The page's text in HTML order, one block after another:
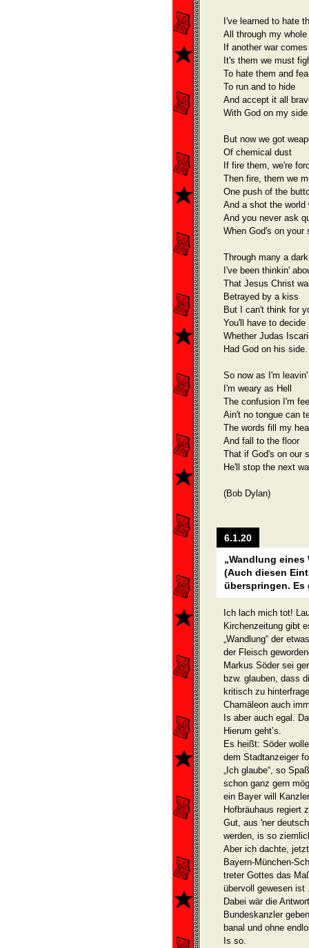
I've learned to hate
All through my
If another war comes
It's them we must
To hate them and
To run and to hide
And accept it all
With God on my side
But now we got
Of chemical dust
If fire them, we're
Then fire, them we
One push of the
And a shot the world
And you never ask
When God's on your
Through many a
I've been thinkin'
That Jesus Christ
Betrayed by a kiss
But I can't think for
You'll have to decide
Whether Judas
Had God on his side.
So now as I'm leavin'
I'm weary as Hell
The confusion I'm
Ain't no tongue can
The words fill my
And fall to the floor
That if God's on our
He'll stop the next
(Bob Dylan)
6.1.20
„Wandlung eines
(Auch diesen
überspringen. Es
Ich lach mich tot!
Kirchenzeitung gibt
„Wandlung“ der
der Fleisch
Markus Söder sei
bzw. glauben, dass
kritisch zu
Chamäleon auch
Is aber auch egal.
Hierum geht’s.
Es heißt: Söder
dem Stadtanzeiger
„Ich glaube“, so
schon ganz gern
ein Bayer will
Hofbräuhaus regiert
Gut, aus 'ner
werden, is so
Aber ich dachte,
Bayern-München-
treter Gottes das
übervoll gewesen ist
Dabei wär die
Bundeskanzler
banal und ohne
Is so.